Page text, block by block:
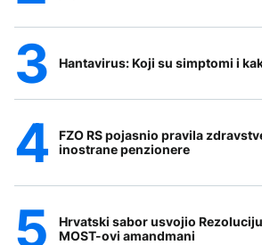
Hantavirus: Koji su simptomi i
FZO RS pojasnio pravila
inostrane penzionere
Hrvatski sabor usvojio
MOST-ovi amandmani